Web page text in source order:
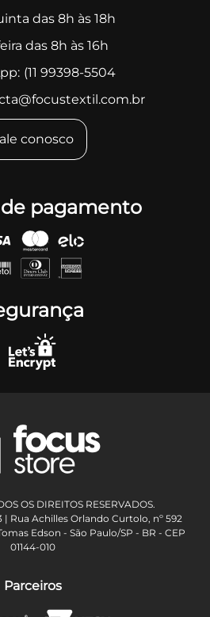
das 8h às 18h
das 8h às 16h
(11 99398-5504
conosco
pagamento
OS DIREITOS RESERVADOS.
| Rua Achilles Orlando Curtolo, nº 592
Edson - São Paulo/SP - BR - CEP
01144-010
Parceiros